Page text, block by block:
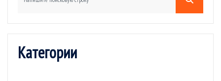
Категории